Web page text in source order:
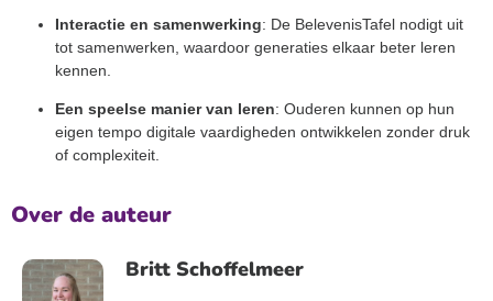
Interactie en samenwerking: De BelevenisTafel nodigt uit
tot samenwerken, waardoor generaties elkaar beter leren
kennen.
Een speelse manier van leren: Ouderen kunnen op hun
eigen tempo digitale vaardigheden ontwikkelen zonder druk
of complexiteit.
Over de auteur
Britt Schoffelmeer